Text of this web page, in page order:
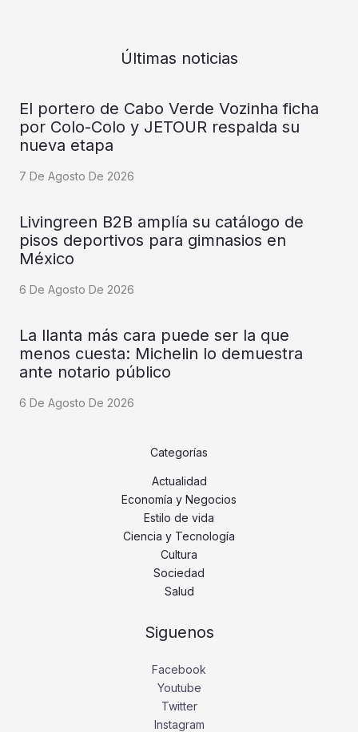
Últimas noticias
El portero de Cabo Verde Vozinha ficha
por Colo-Colo y JETOUR respalda su
nueva etapa
7 De Agosto De 2026
Livingreen B2B amplía su catálogo de
pisos deportivos para gimnasios en
México
6 De Agosto De 2026
La llanta más cara puede ser la que
menos cuesta: Michelin lo demuestra
ante notario público
6 De Agosto De 2026
Categorías
Actualidad
Economía y Negocios
Estilo de vida
Ciencia y Tecnología
Cultura
Sociedad
Salud
Siguenos
Facebook
Youtube
Twitter
Instagram